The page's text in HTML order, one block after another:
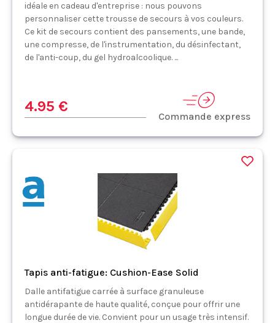
idéale en cadeau d'entreprise : nous pouvons
personnaliser cette trousse de secours à vos couleurs.
Ce kit de secours contient des pansements, une bande,
une compresse, de l'instrumentation, du désinfectant,
de l'anti-coup, du gel hydroalcoolique. ...
4.95 €
Commande express
Tapis anti-fatigue: Cushion-Ease Solid
Dalle antifatigue carrée à surface granuleuse
antidérapante de haute qualité, conçue pour offrir une
longue durée de vie. Convient pour un usage très intensif.